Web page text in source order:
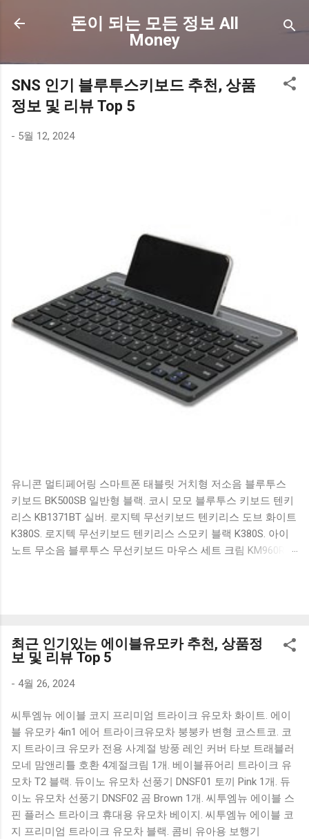
기본 콘텐츠로 건너뛰기
돈이 되는 모든 정보 All
Money
SNS 인기 블루투스키보드 추천, 상품
정보 및 리뷰 Top 5
- 5월 12, 2024
유니콘 멀티페어링 스마트폰 태블릿 거치형 저소음 블루투스
키보드 BK500SB 일반형 블랙. 코시 모모 블루투스 키보드 텐키
리스 KB1371BT 실버. 로지텍 무선키보드 텐키리스 도브 화이트
K380S. 로지텍 무선키보드 텐키리스 스모키 블랙 K380S. 아이
노트 무소음 블루투스 무선키보드 마우스 세트 크림 KM960RB
혜택을 놓치지 마세요. 다양한 할인 혜택과 빠른배송 혜택을 놓
치지 않도록 먼저 확인해보세요. 추가할인 확인하기 상품 하나
를 사더라도 종류도 많고, 가격도 다양해서 결정이 많이 어려우
많을 수 밖에 없습니다. 다양한 상품들을 상세스펙 과 가격 을
꼼꼼히 비교해서 구매하실 수 있도록 순위 추천 해드릴게요. 특
가상품 보러가기 추천상품 Best 유니콘 멀티페어링 스마트폰
태블릿 거치형 저소음 블루투스 키보드, BK-500SB, 일반형, 블
랙 유니콘 멀티페어링 스마트폰 태...
최근 인기있는 에이블유모카 추천, 상품정
보 및 리뷰 Top 5
- 4월 26, 2024
씨투엠뉴 에이블 코지 프리미엄 트라이크 유모차 화이트. 에이
블 유모카 4in1 에어 트라이크유모차 붕붕카 변형 코스트코. 코
지 트라이크 유모카 전용 사계절 방풍 레인 커버 타보 트래블러
모네 맘앤리틀 호환 4계절크림 1개. 베이블퓨어리 트라이크 유
모차 T2 블랙. 듀이노 유모차 선풍기 DNSF01 토끼 Pink 1개. 듀
이노 유모차 선풍기 DNSF02 곰 Brown 1개. 씨투엠뉴 에이블 스
핀 플러스 트라이크 휴대용 유모차 베이지. 씨투엠뉴 에이블 코
지 프리미엄 트라이크 유모차 블랙. 콤비 유아용 보행기